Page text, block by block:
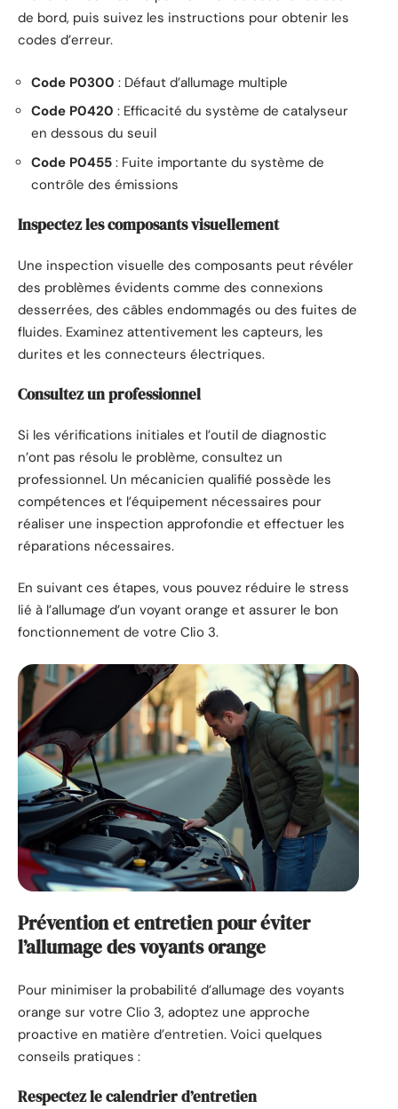
de bord, puis suivez les instructions pour obtenir les
codes d’erreur.
Code P0300 : Défaut d’allumage multiple
Code P0420 : Efficacité du système de catalyseur
en dessous du seuil
Code P0455 : Fuite importante du système de
contrôle des émissions
Inspectez les composants visuellement
Une inspection visuelle des composants peut révéler
des problèmes évidents comme des connexions
desserrées, des câbles endommagés ou des fuites de
fluides. Examinez attentivement les capteurs, les
durites et les connecteurs électriques.
Consultez un professionnel
Si les vérifications initiales et l’outil de diagnostic
n’ont pas résolu le problème, consultez un
professionnel. Un mécanicien qualifié possède les
compétences et l’équipement nécessaires pour
réaliser une inspection approfondie et effectuer les
réparations nécessaires.
En suivant ces étapes, vous pouvez réduire le stress
lié à l’allumage d’un voyant orange et assurer le bon
fonctionnement de votre Clio 3.
Prévention et entretien pour éviter
l’allumage des voyants orange
Pour minimiser la probabilité d’allumage des voyants
orange sur votre Clio 3, adoptez une approche
proactive en matière d’entretien. Voici quelques
conseils pratiques :
Respectez le calendrier d’entretien